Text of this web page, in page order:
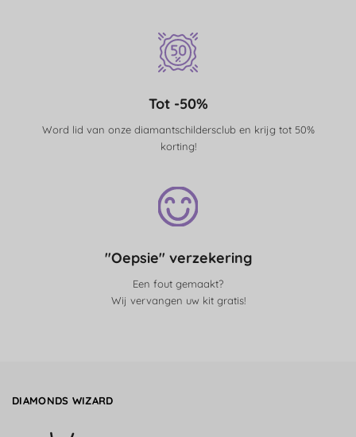
Tot -50%
Word lid van onze diamantschildersclub en krijg tot 50%
korting!
"Oepsie" verzekering
Een fout gemaakt?
Wij vervangen uw kit gratis!
DIAMONDS WIZARD